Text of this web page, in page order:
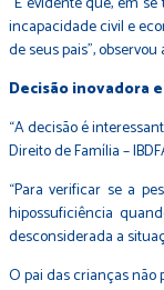
incapacidade civil e
de seus pais",
Decisão inovadora
“A decisão é
Direito de Família –
“Para verificar se a
hipossuficiência
desconsiderada a
O pai das crianças não